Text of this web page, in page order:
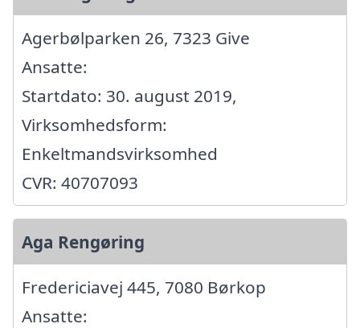
Agerbølparken 26, 7323 Give
Ansatte:
Startdato: 30. august 2019,
Virksomhedsform:
Enkeltmandsvirksomhed
CVR: 40707093
Aga Rengøring
Fredericiavej 445, 7080 Børkop
Ansatte: